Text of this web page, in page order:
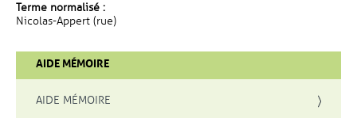
Terme normalisé :
Nicolas-Appert (rue)
AIDE MÉMOIRE
AIDE MÉMOIRE